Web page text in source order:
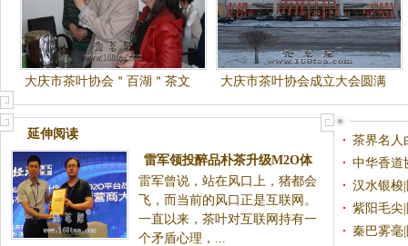
大庆市茶叶协会＂百湖＂茶文
化讲堂第二讲
大庆市茶叶协会成立大会圆满
成功
延伸阅读
雷军领投醉品朴茶升级M2O体
验店 陕西招商即将盛大启动
雷军曾说，站在风口上，猪都会
飞，而当前的风口正是互联网。
一直以来，茶叶对互联网持有一
个矛盾心理，...
茶界名人
长）
中华香道
章）
汉水银梭
紫阳毛尖
秦巴雾毫